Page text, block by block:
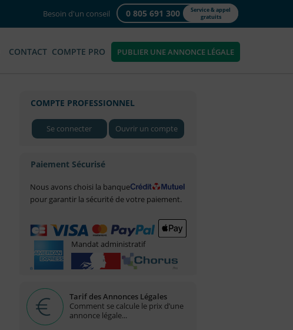
Besoin d'un conseil 0 805 691 300
Service & appel
gratuits
CONTACT COMPTE PRO PUBLIER UNE ANNONCE LÉGALE
COMPTE PROFESSIONNEL
Se connecter Ouvrir un compte
Paiement Sécurisé
Nous avons choisi la banque
pour garantir la sécurité de votre paiement.
Mandat administratif
Tarif des Annonces Légales
Comment se calcule le prix d’une
annonce légale...